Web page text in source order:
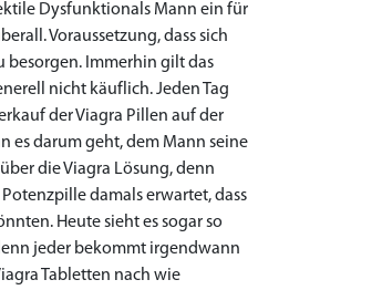
Dysfunktionals Mann ein für
Voraussetzung, dass sich
besorgen. Immerhin gilt das
nicht käuflich. Jeden Tag
der Viagra Pillen auf der
es darum geht, dem Mann seine
die Viagra Lösung, denn
damals erwartet, dass
Heute sieht es sogar so
jeder bekommt irgendwann
Tabletten nach wie